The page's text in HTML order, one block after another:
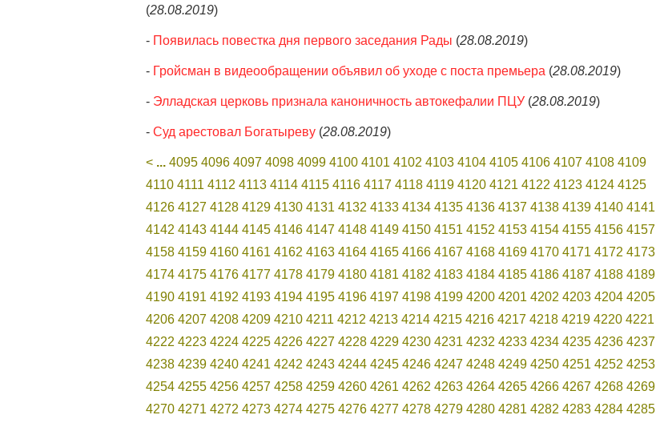
(28.08.2019)
- Появилась повестка дня первого заседания Рады (28.08.2019)
- Гройсман в видеообращении объявил об уходе с поста премьера (28.08.2019)
- Элладская церковь признала каноничность автокефалии ПЦУ (28.08.2019)
- Суд арестовал Богатыреву (28.08.2019)
< ... 4095 4096 4097 4098 4099 4100 4101 4102 4103 4104 4105 4106 4107 4108 4109
4110 4111 4112 4113 4114 4115 4116 4117 4118 4119 4120 4121 4122 4123 4124 4125
4126 4127 4128 4129 4130 4131 4132 4133 4134 4135 4136 4137 4138 4139 4140 4141
4142 4143 4144 4145 4146 4147 4148 4149 4150 4151 4152 4153 4154 4155 4156 4157
4158 4159 4160 4161 4162 4163 4164 4165 4166 4167 4168 4169 4170 4171 4172 4173
4174 4175 4176 4177 4178 4179 4180 4181 4182 4183 4184 4185 4186 4187 4188 4189
4190 4191 4192 4193 4194 4195 4196 4197 4198 4199 4200 4201 4202 4203 4204 4205
4206 4207 4208 4209 4210 4211 4212 4213 4214 4215 4216 4217 4218 4219 4220 4221
4222 4223 4224 4225 4226 4227 4228 4229 4230 4231 4232 4233 4234 4235 4236 4237
4238 4239 4240 4241 4242 4243 4244 4245 4246 4247 4248 4249 4250 4251 4252 4253
4254 4255 4256 4257 4258 4259 4260 4261 4262 4263 4264 4265 4266 4267 4268 4269
4270 4271 4272 4273 4274 4275 4276 4277 4278 4279 4280 4281 4282 4283 4284 4285